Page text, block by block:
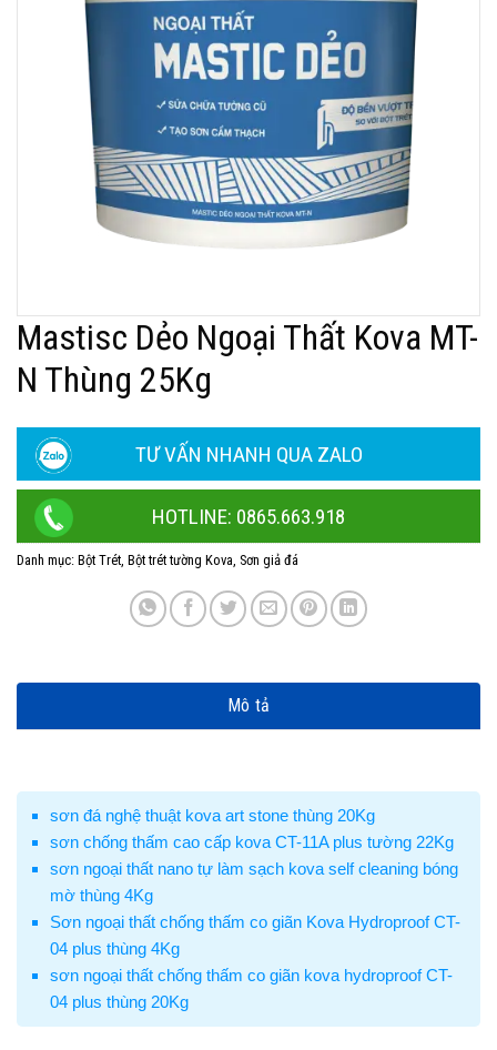
Mastisc Dẻo Ngoại Thất Kova MT-
N Thùng 25Kg
TƯ VẤN NHANH QUA ZALO
HOTLINE: 0865.663.918
Danh mục: Bột Trét Bột trét tường Kova Sơn giả đá
Mô tả
sơn đá nghệ thuật kova art stone thùng 20Kg
sơn chống thấm cao cấp kova CT-11A plus tường 22Kg
sơn ngoại thất nano tự làm sạch kova self cleaning bóng
mờ thùng 4Kg
Sơn ngoại thất chống thấm co giãn Kova Hydroproof CT-
04 plus thùng 4Kg
sơn ngoại thất chống thấm co giãn kova hydroproof CT-
04 plus thùng 20Kg